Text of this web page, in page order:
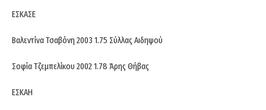
ΕΣΚΑΣΕ
Βαλεντίνα Τσαβόνη 2003 1.75 Σύλλας Αιδηψού
Σοφία Τζεμπελίκου 2002 1.78 Άρης Θήβας
ΕΣΚΑΗ